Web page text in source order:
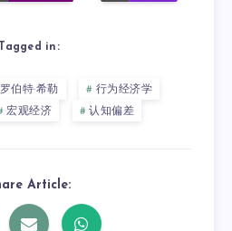
Tagged in:
罗伯特·希勒
行为经济学
宏观经济 认知偏差
Article: